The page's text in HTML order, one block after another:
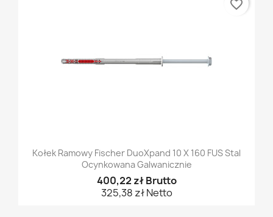
Kołek Ramowy Fischer DuoXpand 10 X 160 FUS Stal
Ocynkowana Galwanicznie
400,22 zł Brutto
325,38 zł Netto
favorite_border